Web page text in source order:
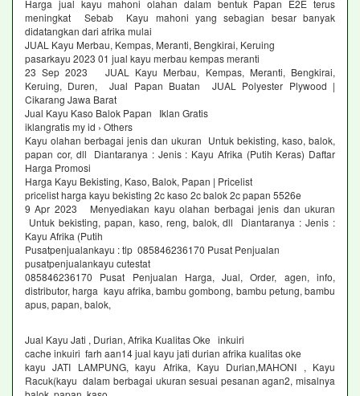
Harga jual kayu mahoni olahan dalam bentuk Papan E2E terus
meningkat Sebab Kayu mahoni yang sebagian besar banyak
didatangkan dari afrika mulai
JUAL Kayu Merbau, Kempas, Meranti, Bengkirai, Keruing
pasarkayu 2023 01 jual kayu merbau kempas meranti
23 Sep 2023 JUAL Kayu Merbau, Kempas, Meranti, Bengkirai,
Keruing, Duren, Jual Papan Buatan JUAL Polyester Plywood |
Cikarang Jawa Barat
Jual Kayu Kaso Balok Papan Iklan Gratis
iklangratis my id › Others
Kayu olahan berbagai jenis dan ukuran Untuk bekisting, kaso, balok,
papan cor, dll Diantaranya : Jenis : Kayu Afrika (Putih Keras) Daftar
Harga Promosi
Harga Kayu Bekisting, Kaso, Balok, Papan | Pricelist
pricelist harga kayu bekisting 2c kaso 2c balok 2c papan 5526e
9 Apr 2023 Menyediakan kayu olahan berbagai jenis dan ukuran
Untuk bekisting, papan, kaso, reng, balok, dll Diantaranya : Jenis :
Kayu Afrika (Putih
Pusatpenjualankayu : tlp 085846236170 Pusat Penjualan
pusatpenjualankayu cutestat
085846236170 Pusat Penjualan Harga, Jual, Order, agen, info,
distributor, harga kayu afrika, bambu gombong, bambu petung, bambu
apus, papan, balok,
Jual Kayu Jati , Durian, Afrika Kualitas Oke inkuiri
cache inkuiri farh aan14 jual kayu jati durian afrika kualitas oke
kayu JATI LAMPUNG, kayu Afrika, Kayu Durian,MAHONI , Kayu
Racuk(kayu dalam berbagai ukuran sesuai pesanan agan2, misalnya